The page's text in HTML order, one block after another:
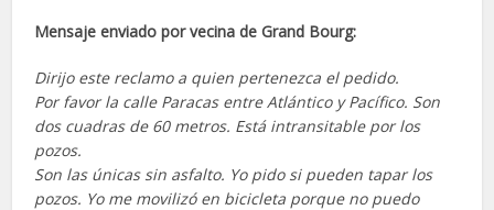
Mensaje enviado por vecina de Grand Bourg:
Dirijo este reclamo a quien pertenezca el pedido.
Por favor la calle Paracas entre Atlántico y Pacífico. Son
dos cuadras de 60 metros. Está intransitable por los
pozos.
Son las únicas sin asfalto. Yo pido si pueden tapar los
pozos. Yo me movilizó en bicicleta porque no puedo